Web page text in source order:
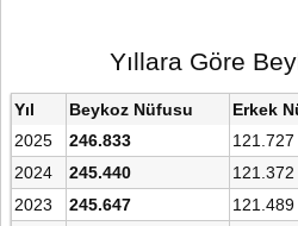
Yıllara Göre
Yıl Beykoz Nüfusu Erkek
2025
246.833 121.727
2024
245.440 121.372
2023
245.647 121.489